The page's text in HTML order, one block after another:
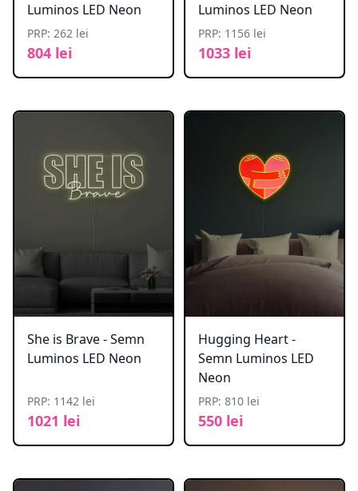
Luminos LED Neon
PRP: 262 lei
804 lei
Luminos LED Neon
PRP: 1156 lei
1033 lei
She is Brave - Semn
Luminos LED Neon
PRP: 1142 lei
1021 lei
Hugging Heart -
Semn Luminos LED
Neon
PRP: 810 lei
550 lei